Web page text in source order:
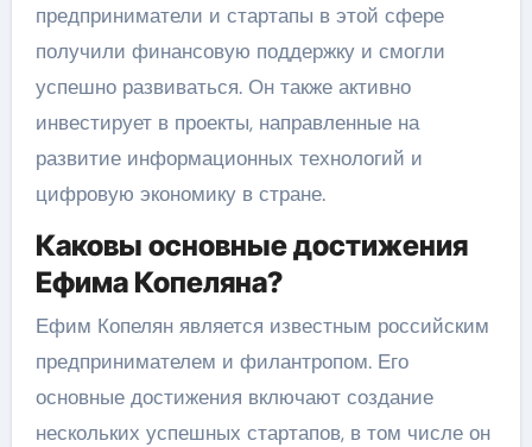
предприниматели и стартапы в этой сфере
получили финансовую поддержку и смогли
успешно развиваться. Он также активно
инвестирует в проекты, направленные на
развитие информационных технологий и
цифровую экономику в стране.
Каковы основные достижения
Ефима Копеляна?
Ефим Копелян является известным российским
предпринимателем и филантропом. Его
основные достижения включают создание
нескольких успешных стартапов, в том числе он